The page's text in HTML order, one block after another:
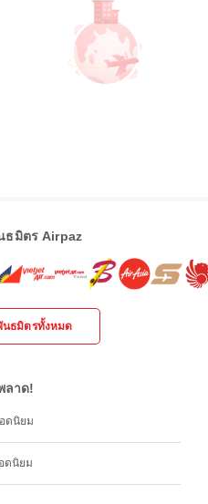
ธมิตร Airpaz
นธมิตรทั้งหมด
ลาด!
ดนิยม
ดนิยม